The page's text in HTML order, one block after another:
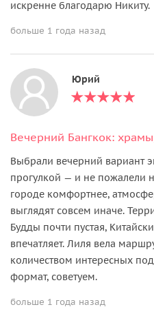
искренне благодарю Никиту.
больше 1 года назад
Юрий
Выбрали вечерний вариант
прогулкой — и не пожалели
городе комфортнее,
выглядят совсем иначе.
Будды почти пустая,
впечатляет. Лиля вела
количеством интересных
формат, советуем.
больше 1 года назад